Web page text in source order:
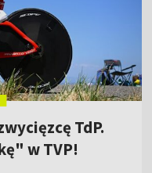
TdP.
w TVP!